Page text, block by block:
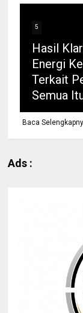
5
Hasil
Energi
Terkait
Semua
Baca
Ads :